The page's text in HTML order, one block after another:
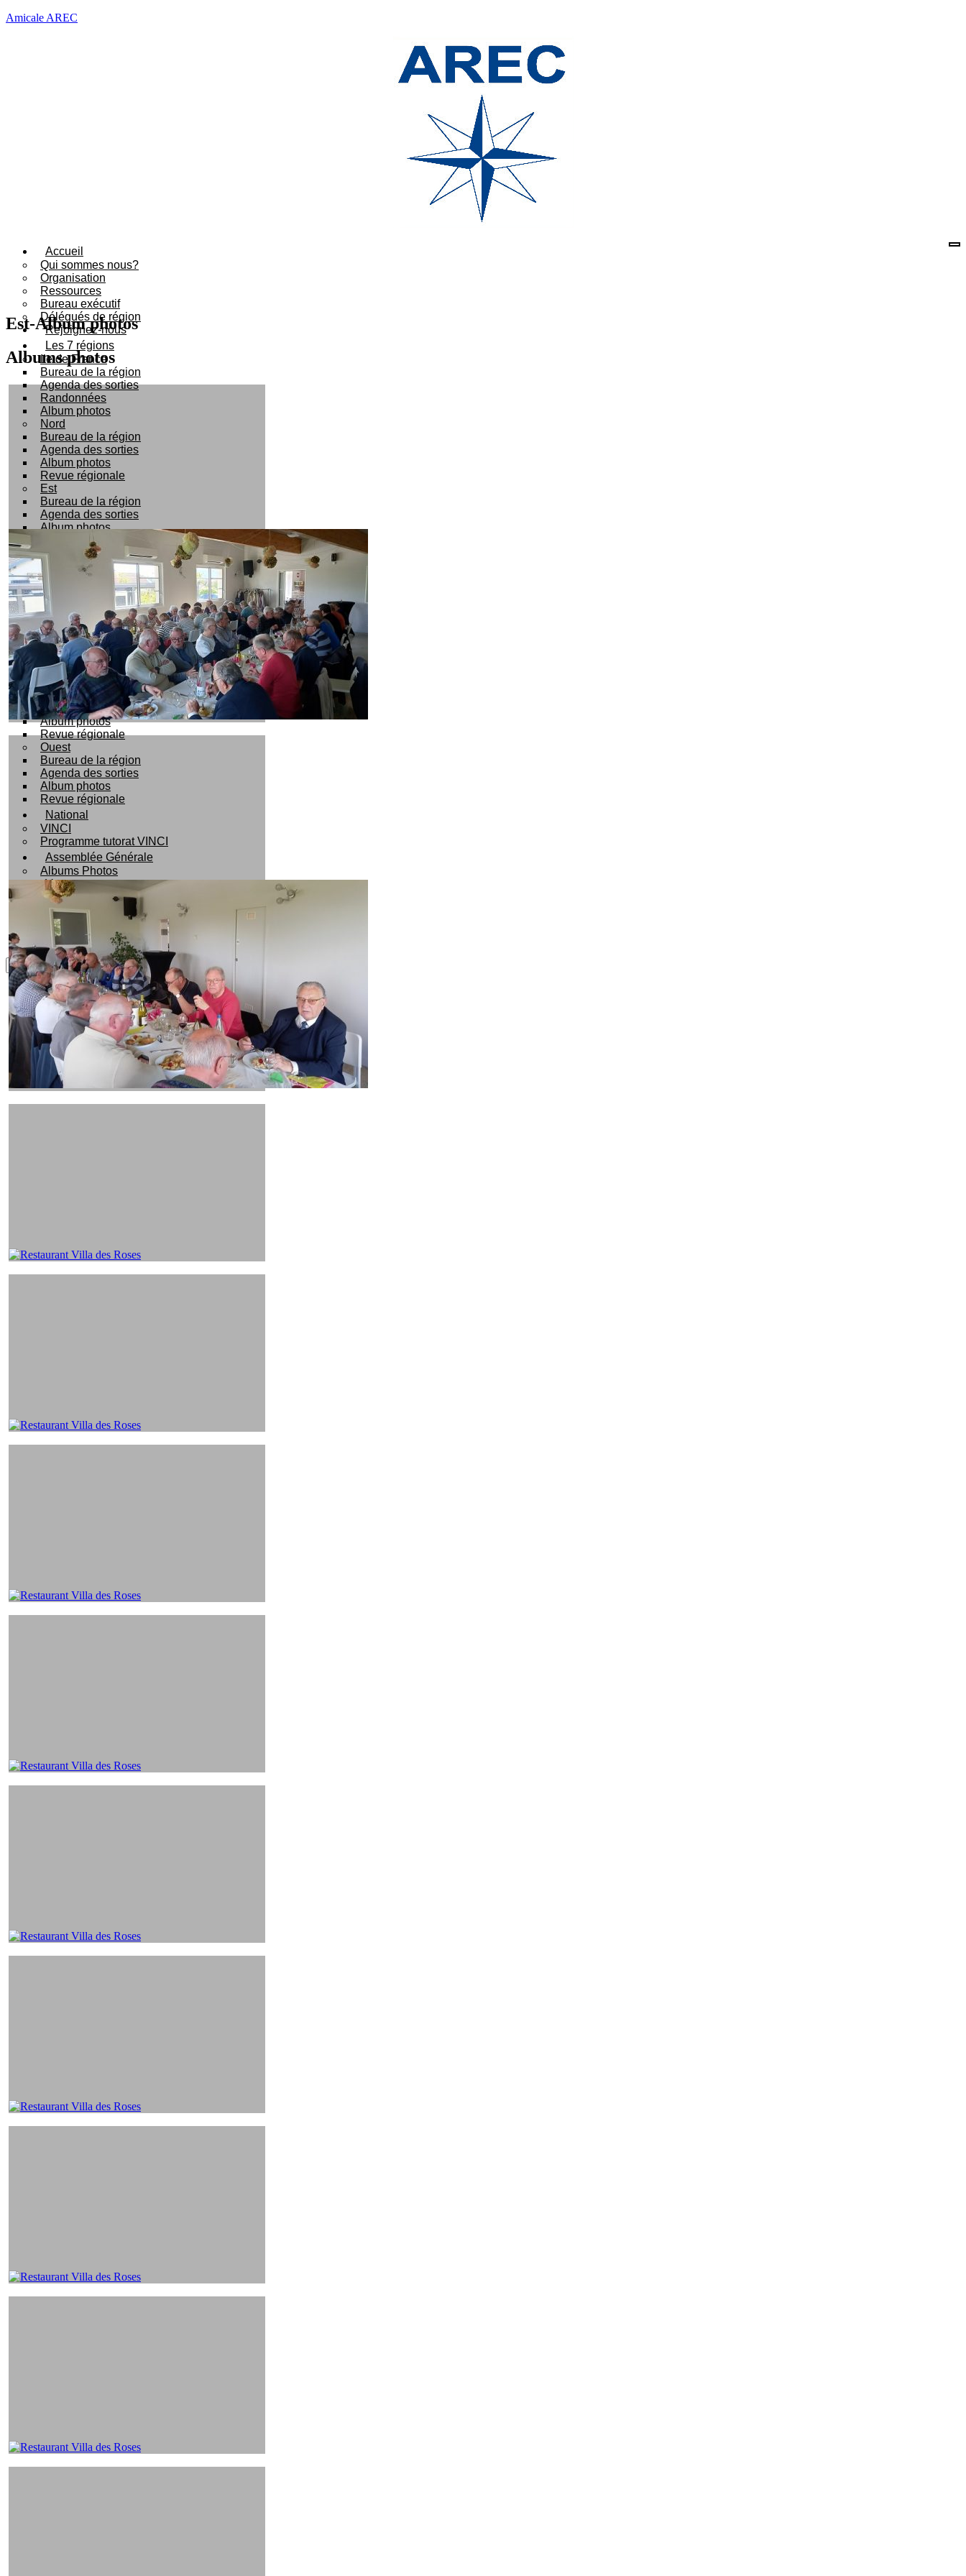
Amicale AREC
Accueil
Qui sommes nous?
Organisation
Ressources
Bureau exécutif
Délégués de région
Rejoignez-nous
Les 7 régions
Ile de France
Bureau de la région
Agenda des sorties
Randonnées
Album photos
Nord
Bureau de la région
Agenda des sorties
Album photos
Revue régionale
Est
Bureau de la région
Agenda des sorties
Album photos
Revue régionale
Rhône Alpes
Bureau de la région
Agenda des sorties
Album photos
Revue régionale
Sud-Est
Bureau de la région
Agenda des sorties
Album photos
Revue régionale
Sud-Ouest
Bureau de la région
Agenda des sorties
Album photos
Revue régionale
Ouest
Bureau de la région
Agenda des sorties
Album photos
Revue régionale
National
VINCI
Programme tutorat VINCI
Assemblée Générale
Albums Photos
Voyages
La Rose des Vents
Mutuelle Humanis
Se connecter
X
Est-Album photos
Albums photos